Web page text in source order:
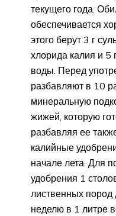
текущего года.
обеспечивается
этого берут 3 г
хлорида калия и 5
воды. Перед
разбавляют в 10
минеральную
жижей, которую
разбавляя ее
калийные
начале лета. Для
удобрения 1
лиственных пород
неделю в 1 литре